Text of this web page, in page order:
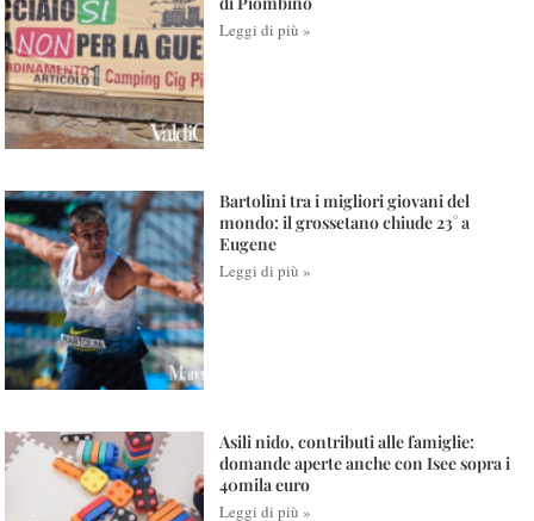
Leggi di più »
Bartolini tra i migliori giovani del
mondo: il grossetano chiude 23° a
Eugene
Leggi di più »
Asili nido, contributi alle famiglie:
domande aperte anche con Isee sopra i
40mila euro
Leggi di più »